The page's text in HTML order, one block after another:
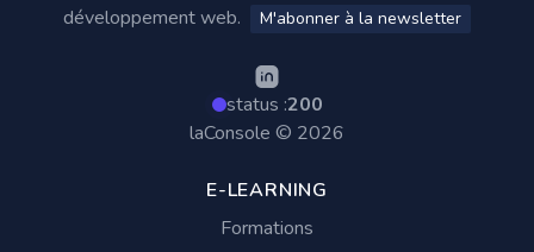
développement web.
M'abonner à la newsletter
status :200
laConsole © 2026
E-LEARNING
Formations